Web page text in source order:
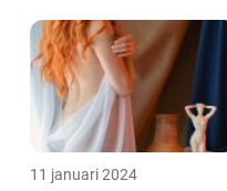
11 januari 2024